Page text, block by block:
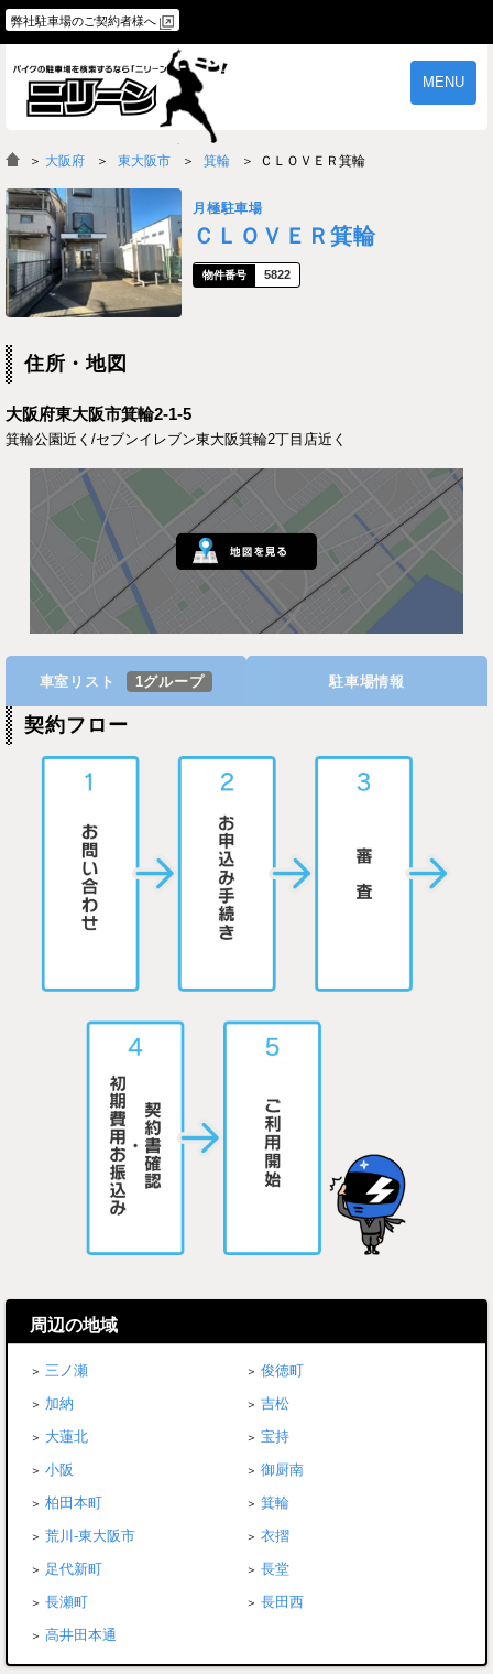
弊社駐車場のご契約者様へ
MENU
物件一覧 ご契約の流れ
よくあるご質問
＞ 大阪府 東大阪市 箕輪 ＣＬＯＶＥＲ箕輪
月極駐車場
ＣＬＯＶＥＲ箕輪
5822
住所・地図
大阪府東大阪市箕輪2-1-5
箕輪公園近く/セブンイレブン東大阪箕輪2丁目店近く
車室リスト 1グループ 駐車場情報
契約フロー
周辺の地域
三ノ瀬
俊徳町
加納
吉松
大蓮北
宝持
小阪
御厨南
柏田本町
箕輪
荒川-東大阪市
衣摺
足代新町
長堂
長瀬町
長田西
高井田本通